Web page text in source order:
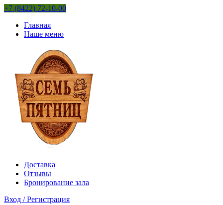
+7 (8422) 72-10-00
Главная
Наше меню
Доставка
Отзывы
Бронирование зала
Вход / Регистрация